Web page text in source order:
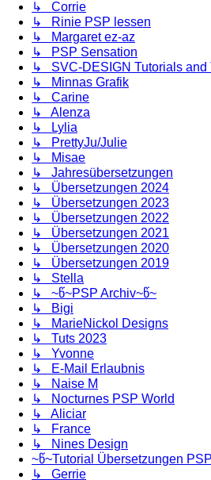
↳ Corrie
↳ Rinie PSP lessen
↳ Margaret ez-az
↳ PSP Sensation
↳ SVC-DESIGN Tutorials and
↳ Minnas Grafik
↳ Carine
↳ Alenza
↳ Lylia
↳ PrettyJu/Julie
↳ Misae
↳ Jahresübersetzungen
↳ Übersetzungen 2024
↳ Übersetzungen 2023
↳ Übersetzungen 2022
↳ Übersetzungen 2021
↳ Übersetzungen 2020
↳ Übersetzungen 2019
↳ Stella
↳ ~წ~PSP Archiv~წ~
↳ Bigi
↳ MarieNickol Designs
↳ Tuts 2023
↳ Yvonne
↳ E-Mail Erlaubnis
↳ Naise M
↳ Nocturnes PSP World
↳ Aliciar
↳ France
↳ Nines Design
~წ~Tutorial Übersetzungen
↳ Gerrie